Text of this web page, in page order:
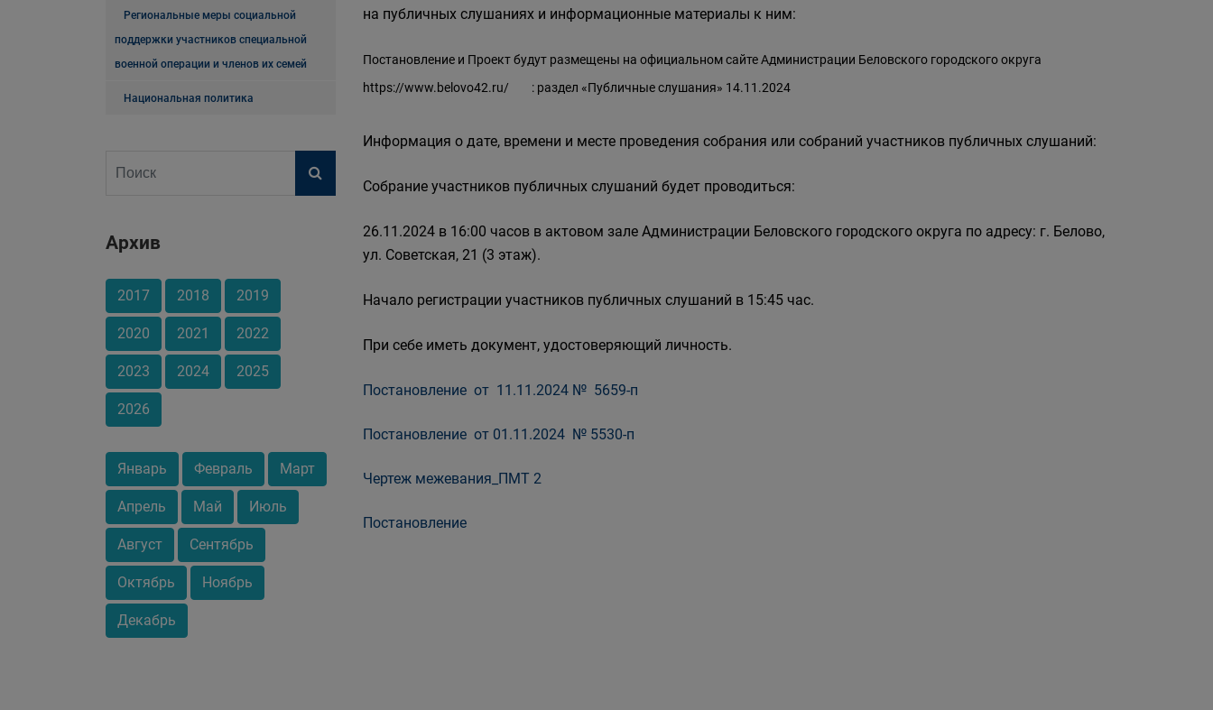
Региональные меры социальной
поддержки участников специальной
военной операции и членов их семей
Национальная политика
Архив
2017 2018 2019
2020 2021 2022
2023 2024 2025
2026
Январь Февраль Март
Апрель Май Июль
Август Сентябрь
Октябрь Ноябрь
Декабрь
на публичных слушаниях и информационные материалы к ним:
Постановление и Проект будут размещены на официальном сайте Администрации Беловского городского округа
https://www.belovo42.ru/
: раздел «Публичные слушания» 14.11.2024
Информация о дате, времени и месте проведения собрания или собраний участников публичных слушаний:
Собрание участников публичных слушаний будет проводиться:
26.11.2024 в 16:00 часов в актовом зале Администрации Беловского городского округа по адресу: г. Белово,
ул. Советская, 21 (3 этаж).
Начало регистрации участников публичных слушаний в 15:45 час.
При себе иметь документ, удостоверяющий личность.
Постановление от 11.11.2024 № 5659-п
Постановление от 01.11.2024 № 5530-п
Чертеж межевания_ПМТ 2
Постановление